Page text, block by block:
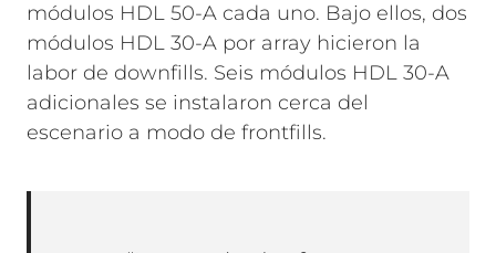
módulos HDL 50-A cada uno. Bajo ellos, dos
módulos HDL 30-A por array hicieron la
labor de downfills. Seis módulos HDL 30-A
adicionales se instalaron cerca del
escenario a modo de frontfills.